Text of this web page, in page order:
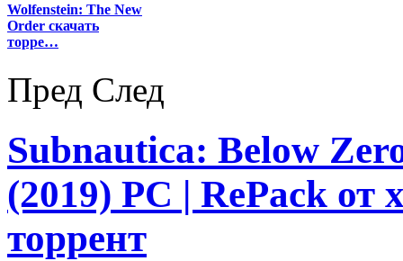
Wolfenstein: The New
Order скачать
торре…
Пред След
Subnautica: Below
(2019) PC | RePack от
торрент